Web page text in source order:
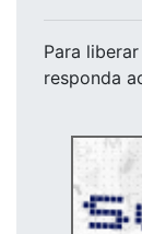
Para
responda